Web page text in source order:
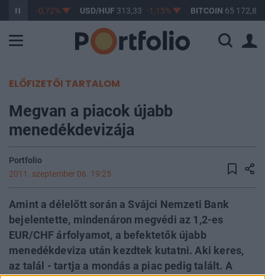
362,79 -0,72% USD/HUF 313,33 -1,15% BITCOIN 65 172,86
ELŐFIZETŐI TARTALOM
Megvan a piacok újabb
menedékdevizája
Portfolio
2011. szeptember 06. 19:25
Amint a délelőtt során a Svájci Nemzeti Bank
bejelentette, mindenáron megvédi az 1,2-es
EUR/CHF árfolyamot, a befektetők újabb
menedékdeviza után kezdtek kutatni. Aki keres,
az talál - tartja a mondás a piac pedig talált. A